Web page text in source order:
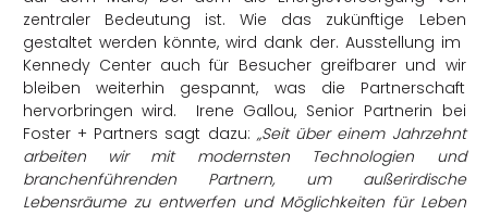
zentraler Bedeutung ist. Wie das zukünftige Leben
gestaltet werden könnte, wird dank der. Ausstellung im
Kennedy Center auch für Besucher greifbarer und wir
bleiben weiterhin gespannt, was die Partnerschaft
hervorbringen wird. Irene Gallou, Senior Partnerin bei
Foster + Partners sagt dazu: „Seit über einem Jahrzehnt
arbeiten wir mit modernsten Technologien und
branchenführenden Partnern, um außerirdische
Lebensräume zu entwerfen und Möglichkeiten für Leben